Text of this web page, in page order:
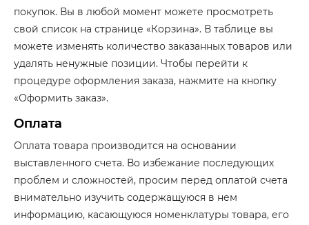
покупок. Вы в любой момент можете просмотреть
свой список на странице «Корзина». В таблице вы
можете изменять количество заказанных товаров или
удалять ненужные позиции. Чтобы перейти к
процедуре оформления заказа, нажмите на кнопку
«Оформить заказ».
Оплата
Оплата товара производится на основании
выставленного счета. Во избежание последующих
проблем и сложностей, просим перед оплатой счета
внимательно изучить содержащуюся в нем
информацию, касающуюся номенклатуры товара, его